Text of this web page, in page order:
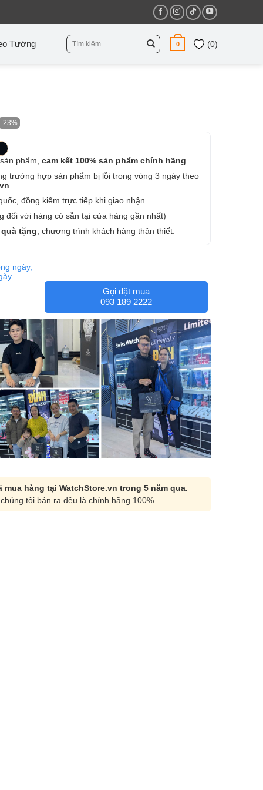
Tường
Tìm
kiếm:
0 (0)
-23%
phẩm, cam kết 100% sản phẩm chính hãng
trường hợp sản phẩm bị lỗi trong vòng 3 ngày theo
đồng kiểm trực tiếp khi giao nhận.
đối với hàng có sẵn tại cửa hàng gần nhất)
tặng , chương trình khách hàng thân thiết.
ngày,
Gọi đặt mua
093 189 2222
mua hàng tại WatchStore.vn trong 5 năm qua.
tôi bán ra đều là chính hãng 100%